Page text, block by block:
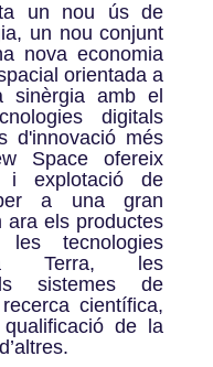
un nou ús de
un nou conjunt
nova economia
orientada a
sinèrgia amb el
digitals
d'innovació més
Space ofereix
i explotació de
a una gran
ara els productes
tecnologies
Terra, les
sistemes de
científica,
de la